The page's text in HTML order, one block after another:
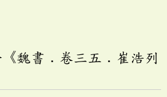
魏書．卷三五．崔浩列